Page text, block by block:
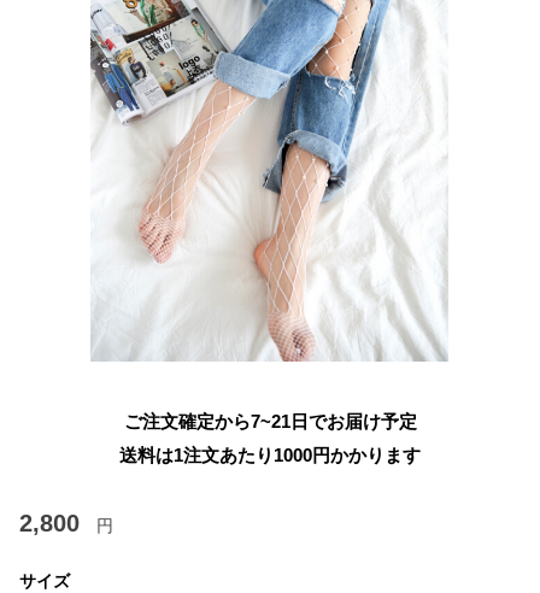
ご注文確定から7~21日でお届け予定
送料は1注文あたり 1000円かかります
2,800 円
サイズ